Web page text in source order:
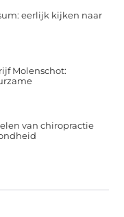
eerlijk kijken naar
Molenschot:
van chiropractie